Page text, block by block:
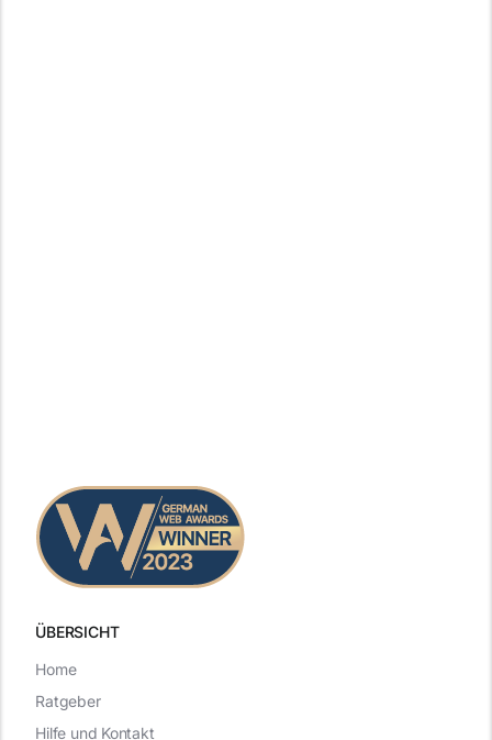
ÜBERSICHT
Home
Ratgeber
Hilfe und Kontakt